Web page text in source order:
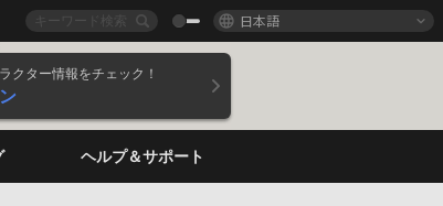
日本語
クター情報をチェック！
ヘルプ＆サポート